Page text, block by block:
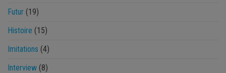
Futur (19)
Histoire (15)
Imitations (4)
Interview (8)